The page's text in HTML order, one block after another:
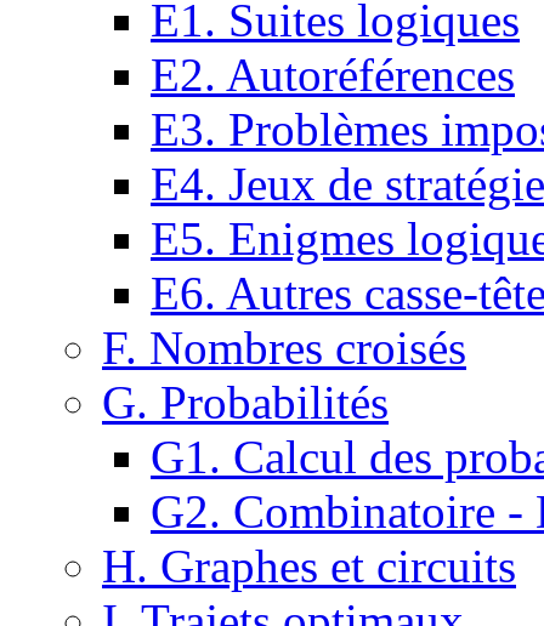
E1. Suites logiques
E2. Autoréférences
E3. Problèmes
E4. Jeux de stratégie
E5. Enigmes
E6. Autres casse-
F. Nombres croisés
G. Probabilités
G1. Calcul des
G2. Combinatoire -
H. Graphes et circuits